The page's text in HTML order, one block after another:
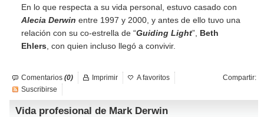
En lo que respecta a su vida personal, estuvo casado con
Alecia Derwin entre 1997 y 2000, y antes de ello tuvo una
relación con su co-estrella de “Guiding Light”, Beth
Ehlers , con quien incluso llegó a convivir.
Comentarios (0) Compartir:
Imprimir
A favoritos
Suscribirse
Vida profesional de Mark Derwin